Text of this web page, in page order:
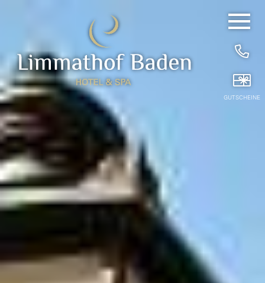
GUTSCHEINE
Hide
HOME
25 YEARS OF SLOWING DOWN
HOTELZIMMER
FRÜHSTÜCK
WELLNESS & MASSAGEN
PRIVATE SPA SUITEN
PACKAGES
FITNESS- & BADEMITGLIEDSCHAFTEN
EVENTLOCATION